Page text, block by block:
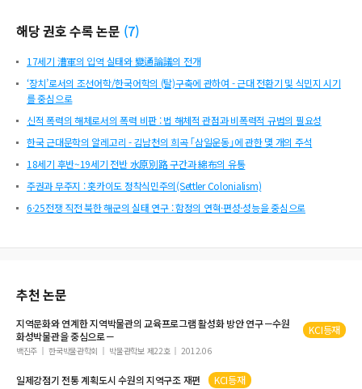
해당 권호 수록 논문 (7)
17세기 漕軍의 입역 실태와 變通論議의 전개
‘장치’로서의 조선어학/한국어학의 (탈)구축에 관하여 - 근대 전환기 및 식민지 시기
를 중심으로
신적 폭력의 해체로서의 폭력 비판 : 법 해체적 관점과 비폭력적 규범의 필요성
한국 근대문학의 알레고리 - 김남천의 희곡 ｢삼일운동｣에 관한 몇 개의 주석
18세기 후반~19세기 전반 水原別路 구간과 綿布의 유통
주권과 무주지 : 홋카이도 정착식민주의(Settler Colonialism)
6·25전쟁 직전 북한 해군의 실태 연구 : 함정의 연혁·편성·성능을 중심으로
추천 논문
지역문화와 연계한 지역박물관의 교육프로그램 활성화 방안 연구－수원
화성박물관을 중심으로－
KCI등재
백진주 한국박물관학회 박물관학보 제22호 2012.06
일제강점기 전통 계획도시수원의 지역구조 재편 KCI등재